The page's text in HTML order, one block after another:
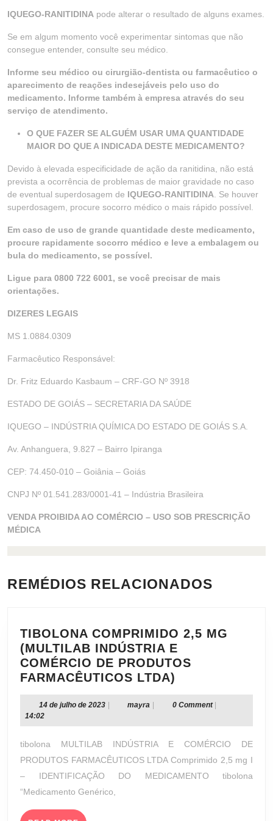
IQUEGO-RANITIDINA pode alterar o resultado de alguns exames.
Se em algum momento você experimentar sintomas que não
consegue entender, consulte seu médico.
Informe seu médico ou cirurgião-dentista ou farmacêutico o
aparecimento de reações indesejáveis pelo uso do
medicamento. Informe também à empresa através do seu
serviço de atendimento.
O QUE FAZER SE ALGUÉM USAR UMA QUANTIDADE
MAIOR DO QUE A INDICADA DESTE MEDICAMENTO?
Devido à elevada especificidade de ação da ranitidina, não está
prevista a ocorrência de problemas de maior gravidade no caso
de eventual superdosagem de IQUEGO-RANITIDINA . Se houver
superdosagem, procure socorro médico o mais rápido possível.
Em caso de uso de grande quantidade deste medicamento,
procure rapidamente socorro médico e leve a embalagem ou
bula do medicamento, se possível.
Ligue para 0800 722 6001, se você precisar de mais
orientações.
DIZERES LEGAIS
MS 1.0884.0309
Farmacêutico Responsável:
Dr. Fritz Eduardo Kasbaum – CRF-GO Nº 3918
ESTADO DE GOIÁS – SECRETARIA DA SAÚDE
IQUEGO – INDÚSTRIA QUÍMICA DO ESTADO DE GOIÁS S.A.
Av. Anhanguera, 9.827 – Bairro Ipiranga
CEP: 74.450-010 – Goiânia – Goiás
CNPJ Nº 01.541.283/0001-41 – Indústria Brasileira
VENDA PROIBIDA AO COMÉRCIO – USO SOB PRESCRIÇÃO
MÉDICA
REMÉDIOS RELACIONADOS
TIBOLONA COMPRIMIDO 2,5 MG
(MULTILAB INDÚSTRIA E
COMÉRCIO DE PRODUTOS
FARMACÊUTICOS LTDA)
COMPRIMIDO
2,5
INDÚSTRIA
E
COMÉRCIO
14 de julho de 202314
julho
2023
mayra mayra 0 Comment
14:02
tibolona MULTILAB INDÚSTRIA E COMÉRCIO DE
PRODUTOS FARMACÊUTICOS LTDA Comprimido 2,5 mg I
– IDENTIFICAÇÃO DO MEDICAMENTO tibolona
“Medicamento Genérico,